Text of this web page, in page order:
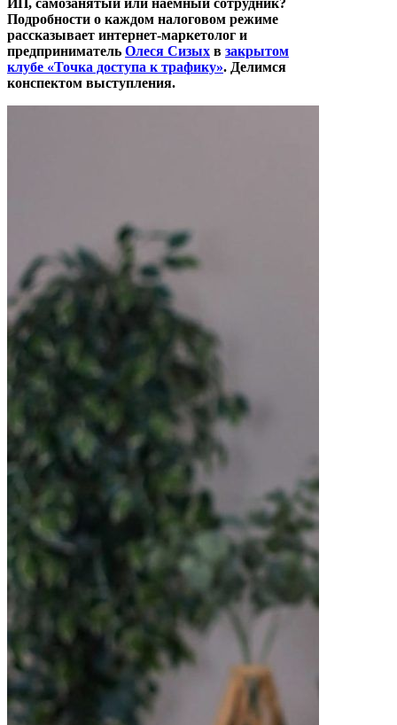
ИП, самозанятый или наёмный сотрудник?
Подробности о каждом налоговом режиме
рассказывает интернет-маркетолог и
предприниматель Олеся Сизых в закрытом
клубе «Точка доступа к трафику». Делимся
конспектом выступления.